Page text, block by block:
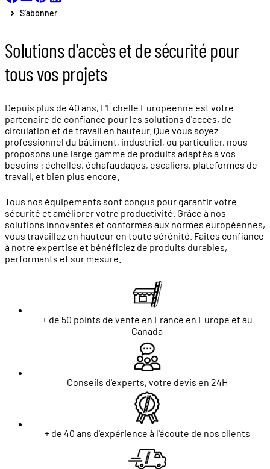
S'abonner
Solutions d'accès et de sécurité pour
tous vos projets
Depuis plus de 40 ans, L'Échelle Européenne est votre
partenaire de confiance pour les solutions d'accès, de
circulation et de travail en hauteur. Que vous soyez
professionnel du bâtiment, industriel, ou particulier, nous
proposons une large gamme de produits adaptés à vos
besoins : échelles, échafaudages, escaliers, plateformes de
travail, et bien plus encore.
Tous nos équipements sont conçus pour garantir votre
sécurité et améliorer votre productivité. Grâce à nos
solutions innovantes et conformes aux normes européennes,
vous travaillez en hauteur en toute sérénité. Faites confiance
à notre expertise et bénéficiez de produits durables,
performants et sur mesure.
+ de 50 points de vente en France en Europe et au
Canada
Conseils d'experts, votre devis en 24H
+ de 40 ans d'expérience à l'écoute de nos clients